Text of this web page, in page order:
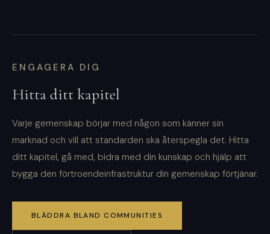
ENGAGERA DIG
Hitta ditt kapitel
Varje gemenskap börjar med någon som känner sin
marknad och vill att standarden ska återspegla det. Hitta
ditt kapitel, gå med, bidra med din kunskap och hjälp att
bygga den förtroendeinfrastruktur din gemenskap förtjänar.
BLÄDDRA BLAND COMMUNITIES